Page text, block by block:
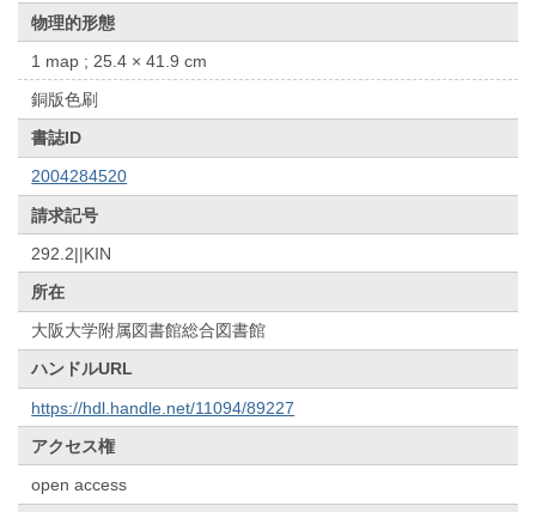
物理的形態
1 map ; 25.4 × 41.9 cm
銅版色刷
書誌ID
2004284520
請求記号
292.2||KIN
所在
大阪大学附属図書館総合図書館
ハンドルURL
https://hdl.handle.net/11094/89227
アクセス権
open access